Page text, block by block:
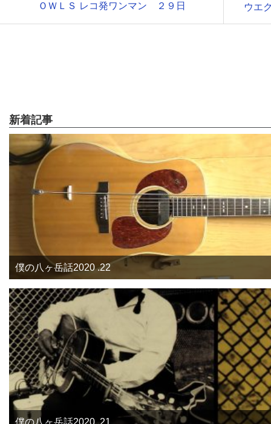
ＯＷＬＳ レコ発ワンマン ２９日 ウエ
新着記事
僕の八ヶ岳話2020 .22